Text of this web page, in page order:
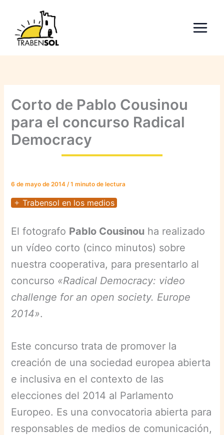
contenido
Corto de Pablo Cousinou
para el concurso Radical
Democracy
6 de mayo de 2014 /1 minuto de lectura
Trabensol en los medios
El fotografo Pablo Cousinou ha realizado
un vídeo corto (cinco minutos) sobre
nuestra cooperativa, para presentarlo al
concurso «Radical Democracy: video
challenge for an open society. Europe
2014».
Este concurso trata de promover la
creación de una sociedad europea abierta
e inclusiva en el contexto de las
elecciones del 2014 al Parlamento
Europeo. Es una convocatoria abierta para
responsables de medios de comunicación,